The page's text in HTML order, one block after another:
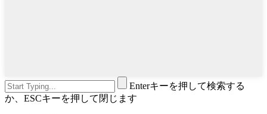
Enterキーを押して検索する
か、ESCキーを押して閉じます